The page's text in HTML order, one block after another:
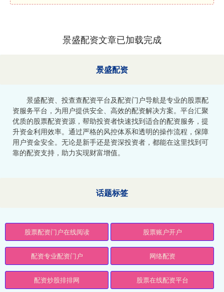
景盛配资文章已加载完成
景盛配资
景盛配资、投查查配资平台及配资门户导航是专业的股票配
资服务平台，为用户提供安全、高效的配资解决方案。平台汇聚
优质的股票配资资源，帮助投资者快速找到适合的配资服务，提
升资金利用效率。通过严格的风控体系和透明的操作流程，保障
用户资金安全。无论是新手还是资深投资者，都能在这里找到可
靠的配资支持，助力实现财富增值。
话题标签
股票配资门户在线阅读 股票账户开户
配资专业配资门户 网络配资
配资炒股排排网 股票在线配资平台